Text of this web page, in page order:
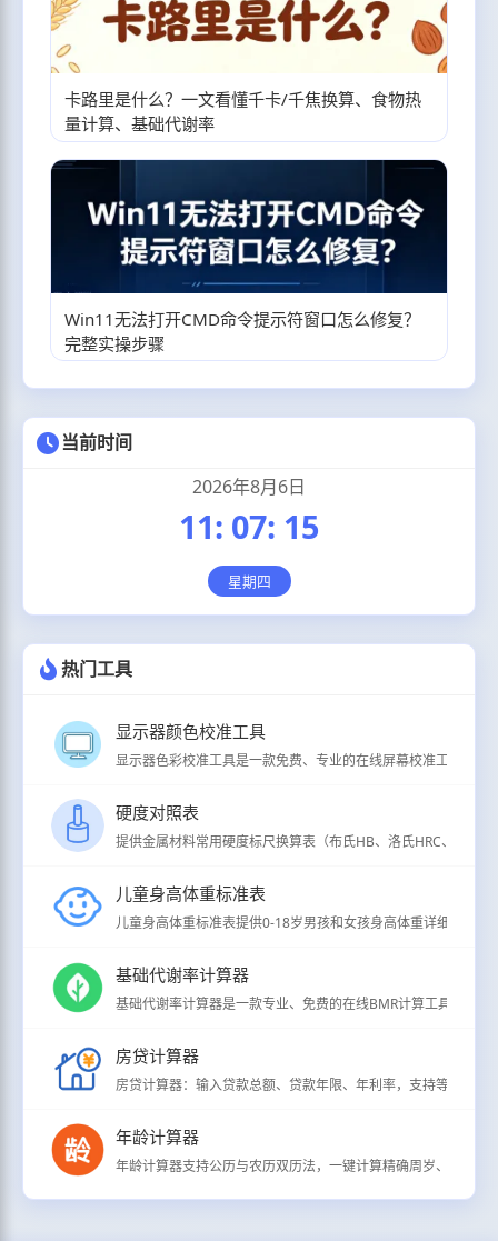
卡路里是什么？一文看懂千卡/千焦换算、食物热
量计算、基础代谢率
Win11无法打开CMD命令提示符窗口怎么修复？
完整实操步骤
当前时间
2026年8月6日
11: 07: 16
星期四
热门工具
显示器颜色校准工具
显示器色彩校准工具是一款免费、专业的在线屏幕校准工具，
硬度对照表
提供金属材料常用硬度标尺换算表（布氏HB、洛氏HRC、维氏
儿童身高体重标准表
儿童身高体重标准表提供0-18岁男孩和女孩身高体重详细分级
基础代谢率计算器
基础代谢率计算器是一款专业、免费的在线BMR计算工具，用
房贷计算器
房贷计算器：输入贷款总额、贷款年限、年利率，支持等额本
年龄计算器
年龄计算器支持公历与农历双历法，一键计算精确周岁、虚岁